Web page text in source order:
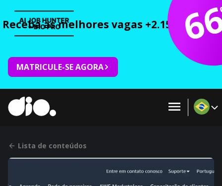
Receba as melhores vagas +2.150 cursos
MATRICULE-SE AGORA
Lista de conteúdos